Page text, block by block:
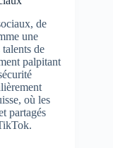
de
une
de
palpitant
où les
partagés